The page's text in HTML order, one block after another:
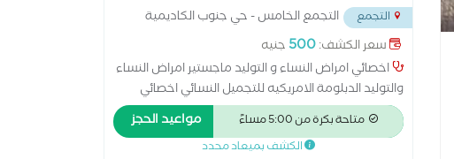
التجمع
التجمع الخامس - حي جنوب الكاديمية
على الشارع بين مسجد الشرطه ومسجد حسن
الشربتلي
...
سعر الكشف:500 جنيه
اخصائي امراض النساء و التوليد ماجستير امراض النساء
والتوليد الدبلومة الامريكيه للتجميل النسائي اخصائي
اصلاح و ترميم المهبل ما بعد الولادات الطبيعية علاج
التشنج المهبلي علاج تاخر الحمل و المناظير الجراحيه
متاحة بكرة من 5:00 مساءً مواعيد الحجز
الكشف بميعاد محدد